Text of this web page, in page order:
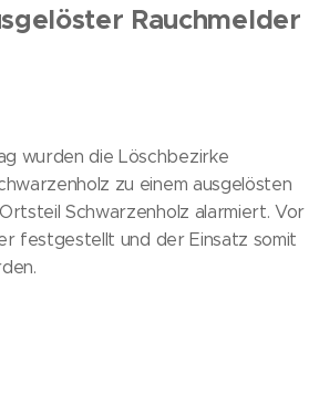
Rauchmelder
wurden die Löschbezirke
zu einem ausgelösten
Schwarzenholz alarmiert. Vor
festgestellt und der Einsatz somit